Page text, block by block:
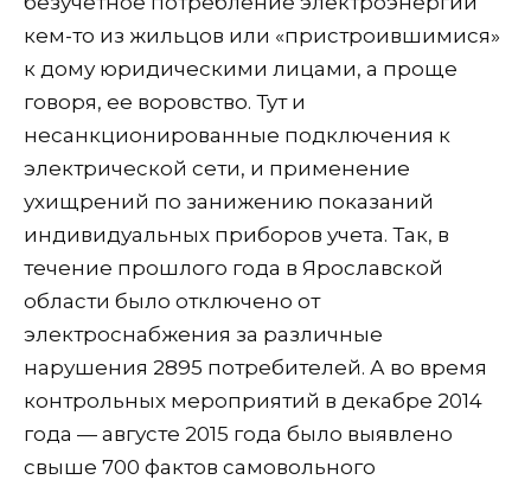
кем-то из жильцов или «пристроившимися»
к дому юридическими лицами, а проще
говоря, ее воровство. Тут и
несанкционированные подключения к
электрической сети, и применение
ухищрений по занижению показаний
индивидуальных приборов учета. Так, в
течение прошлого года в Ярославской
области было отключено от
электроснабжения за различные
нарушения 2895 потребителей. А во время
контрольных мероприятий в декабре 2014
года — августе 2015 года было выявлено
свыше 700 фактов самовольного